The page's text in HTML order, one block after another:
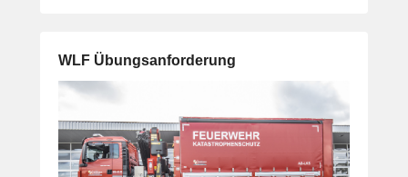
WLF Übungsanforderung